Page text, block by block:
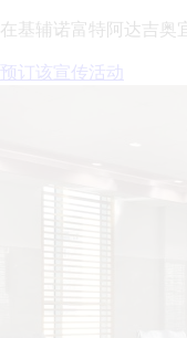
在基辅诺富特阿达吉奥
预订该宣传活动